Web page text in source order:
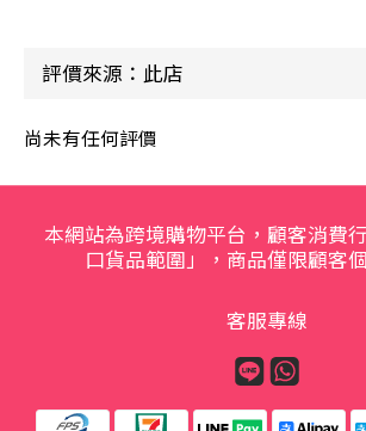
尚未有任何評價
本網站為跨境購物平台，顧客消費
口貨品範圍」，商品僅限顧客
客服專線